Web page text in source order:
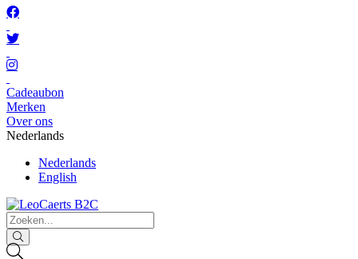
Cadeaubon
Merken
Over ons
Nederlands
Nederlands
English